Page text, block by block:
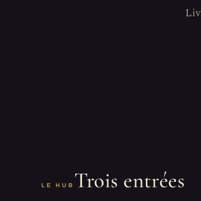
LE HUB Trois entrées